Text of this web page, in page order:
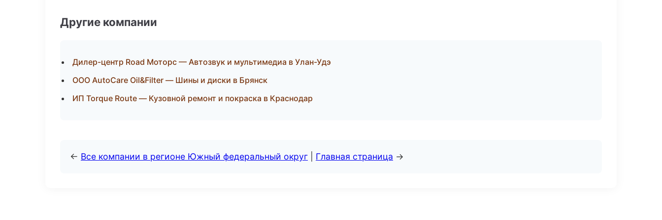
Другие компании
Дилер-центр Road Моторс — Автозвук и мультимедиа в Улан-Удэ
ООО AutoCare Oil&Filter — Шины и диски в Брянск
ИП Torque Route — Кузовной ремонт и покраска в Краснодар
← Все компании в регионе Южный федеральный округ Главная страница →